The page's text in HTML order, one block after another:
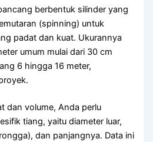
berbentuk silinder yang
(spinning) untuk
padat dan kuat. Ukurannya
umum mulai dari 30 cm
6 hingga 16 meter,
dan volume, Anda perlu
tiang, yaitu diameter luar,
dan panjangnya. Data ini